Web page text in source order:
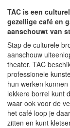
TAC is een
gezellige café en
aanschouwt van
Stap de culturele
aanschouw
theater. TAC
professionele
hun werken
lekkere borrel kunt
waar ook voor de
het café loop je
zitten en kunt